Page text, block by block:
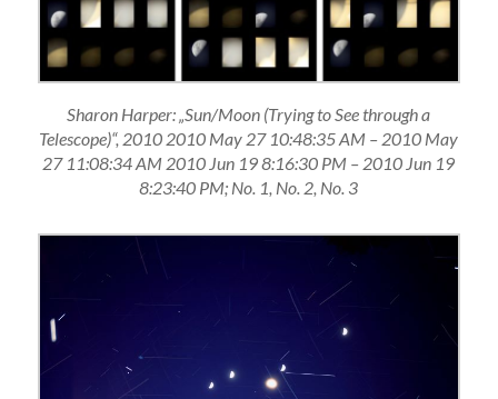
Sharon Harper: „Sun/Moon (Trying to See through a
Telescope)“, 2010 2010 May 27 10:48:35 AM – 2010 May
27 11:08:34 AM 2010 Jun 19 8:16:30 PM – 2010 Jun 19
8:23:40 PM; No. 1, No. 2, No. 3